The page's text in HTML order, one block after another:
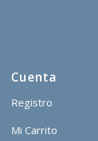
Cuenta
Registro
Mi Carrito